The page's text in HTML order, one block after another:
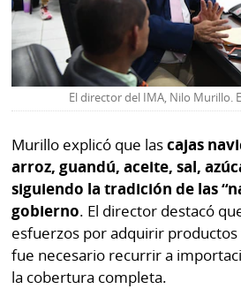
Repregunta
El director del IMA, Nilo Murillo.
Murillo explicó que lascajas
arroz, guandú, aceite, sal,
siguiendo la tradición de las
gobierno. El director destacó
esfuerzos por adquirir productos
fue necesario recurrir a
la cobertura completa.